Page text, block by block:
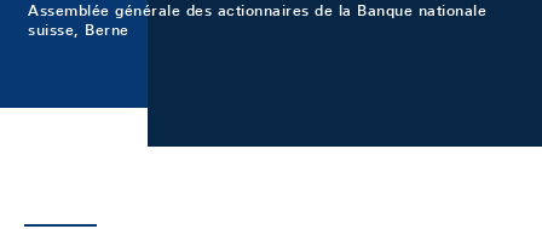
Assemblée générale des actionnaires de la Banque nationale
suisse, Berne